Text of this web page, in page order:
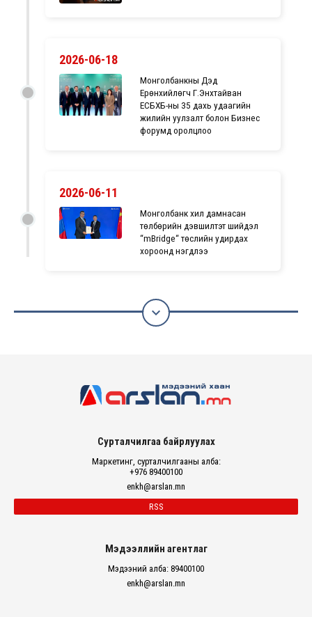
2026-06-18
Монголбанкны Дэд
Ерөнхийлөгч Г.Энхтайван
ЕСБХБ-ны 35 дахь удаагийн
жилийн уулзалт болон Бизнес
форумд оролцлоо
2026-06-11
Монголбанк хил дамнасан
төлбөрийн дэвшилтэт шийдэл
“mBridge“ төслийн удирдах
хороонд нэгдлээ

Сурталчилгаа байрлуулах
Маркетинг, сурталчилгааны алба:
+976 89400100
enkh@arslan.mn
RSS
Мэдээллийн агентлаг
Мэдээний алба: 89400100
enkh@arslan.mn